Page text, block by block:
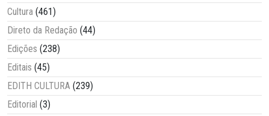
Cultura (461)
Direto da Redação (44)
Edições (238)
Editais (45)
EDITH CULTURA (239)
Editorial (3)